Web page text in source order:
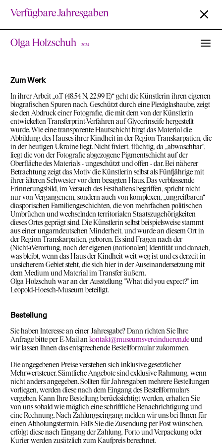
Verfügbare Jahresgaben
Olga Holzschuh 2024
Zum Werk
In ihrer Arbeit „o.T (48.54 N, 22.99 E)“ geht die Künstlerin ihren eigenen
biografischen Spuren nach. Geschützt durch eine Plexiglashaube, zeigt
sie den Abdruck einer Fotografie, die mit dem von der Künstlerin
entwickelten Transferprint-Verfahren auf Glycerinseife hergestellt
wurde. Wie eine transparente Hautschicht birgt das Material die
Abbildung des Hauses ihrer Kindheit in der Region Transkarpatien, die
in der heutigen Ukraine liegt. Nicht fixiert, flüchtig, da „abwaschbar“,
liegt die von der Fotografie abgezogene Pigmentschicht auf der
Oberfläche des Materials - ungeschützt und offen - dar. Bei näherer
Betrachtung zeigt das Motiv die Künstlerin selbst als Fünfjährige mit
ihrer älteren Schwester vor dem besagten Haus. Das verblassende
Erinnerungsbild, im Versuch des Festhaltens begriffen, spricht nicht
nur von Vergangenem, sondern auch von komplexen, „ungreifbaren“
diasporischen Familiengeschichten, die von mehrfachen politischen
Umbrüchen und wechselnden territorialen Staatszugehörigkeiten
dieses Ortes geprägt sind. Die Künstlerin selbst beispielsweise stammt
aus einer ungarndeutschen Minderheit, und wurde an diesem Ort in
der Region Transkarpatien, geboren. Es sind Fragen nach der
(Nicht-)Verortung, nach der eigenen (nationalen) Identität und danach,
was bleibt, wenn das Haus der Kindheit weit weg ist und es derzeit in
unsicherem Gebiet steht, die sich hier in der Auseinandersetzung mit
dem Medium und Material im Transfer äußern.
Olga Holzschuh war an der Ausstellung "What did you expect?" im
Leopold-Hoesch-Museum beteiligt.
Bestellung
Sie haben Interesse an einer Jahresgabe? Dann richten Sie Ihre
Anfrage bitte per E-Mail an kontakt@museumsvereindueren.de und
wir lassen Ihnen das entsprechende Bestellformular zukommen.
Die angegebenen Preise verstehen sich inklusive gesetzlicher
Mehrwertsteuer. Sämtliche Angebote sind exklusive Rahmung, wenn
nicht anders angegeben. Sollten für Jahresgaben mehrere Bestellungen
vorliegen, werden diese nach dem Eingang des Bestellformulars
vergeben. Kann Ihre Bestellung berücksichtigt werden, erhalten Sie
von uns sobald wie möglich eine schriftliche Benachrichtigung und
eine Rechnung. Nach Zahlungseingang melden wir uns bei Ihnen für
einen Abholungstermin. Falls Sie die Zusendung per Post wünschen,
erfolgt diese nach Eingang der Zahlung, Porto und Verpackung oder
Kurier werden zusätzlich zum Kaufpreis berechnet.